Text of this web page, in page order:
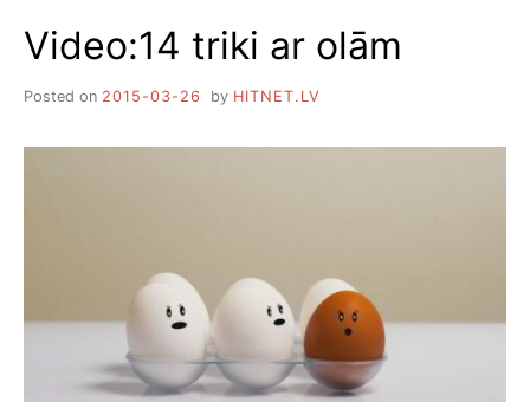
Video:14 triki ar olām
Posted on 2015-03-26 by HITNET.LV